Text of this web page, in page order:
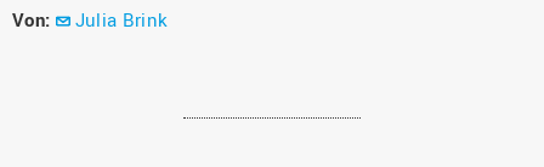
Von:
Julia Brink